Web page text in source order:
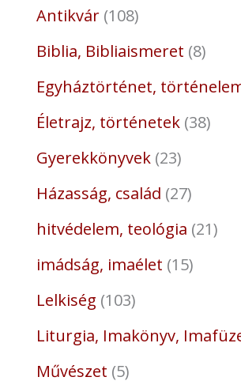
Antikvár 108
Biblia, Bibliaismeret 8
Egyháztörténet,
Életrajz, történetek 38
Gyerekkönyvek 23
Házasság, család 27
hitvédelem, teológia 21
imádság, imaélet 15
Lelkiség 103
Liturgia, Imakönyv,
Művészet 5